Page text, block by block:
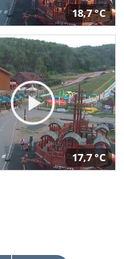
18,7 °C
17,7 °C